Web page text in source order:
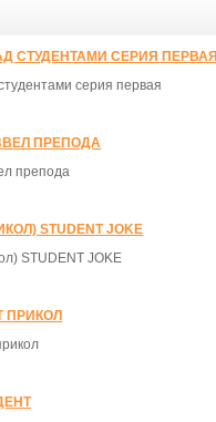
СТУДЕНТАМИ СЕРИЯ ПЕРВАЯ
серия первая
ПРЕПОДА
препода
STUDENT JOKE
STUDENT JOKE
ПРИКОЛ